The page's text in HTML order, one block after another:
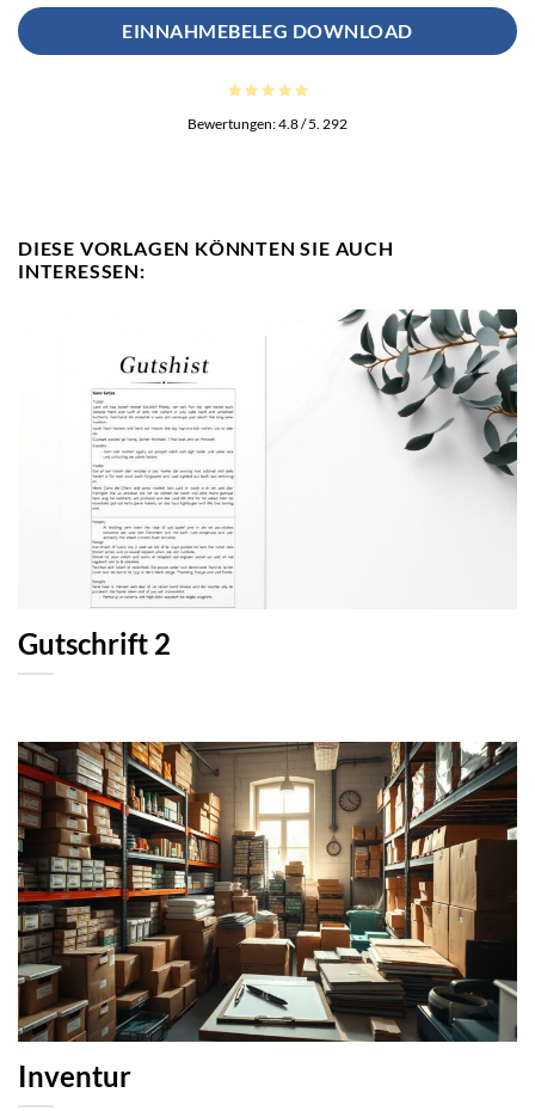
EINNAHMEBELEG DOWNLOAD
Bewertungen:4.8/ 5. 292
DIESE VORLAGEN KÖNNTEN SIE AUCH
INTERESSEN:
Gutschrift 2
Inventur